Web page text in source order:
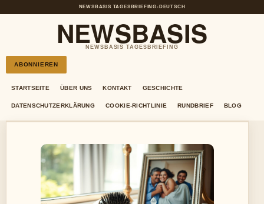
NEWSBASIS TAGESBRIEFING• DEUTSCH
NEWSBASIS
NEWSBASIS TAGESBRIEFING
ABONNIEREN
STARTSEITE ÜBER UNS KONTAKT GESCHICHTE
DATENSCHUTZERKLÄRUNG COOKIE-RICHTLINIE RUNDBRIEF BLOG